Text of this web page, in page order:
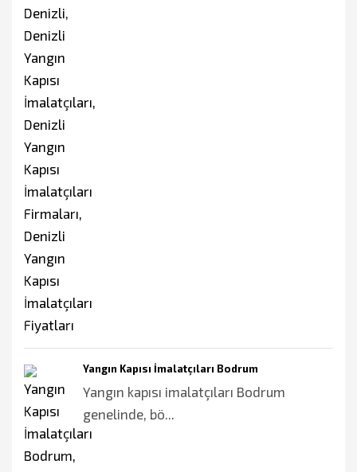
Yangın Kapısı İmalatçıları Bodrum
Yangın kapısı imalatçıları Bodrum
genelinde, bö...